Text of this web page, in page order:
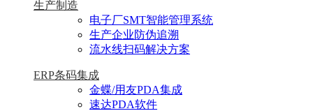
生产制造
电子厂SMT智能管理系统
生产企业防伪追溯
流水线扫码解决方案
ERP条码集成
金蝶/用友PDA集成
速达PDA软件